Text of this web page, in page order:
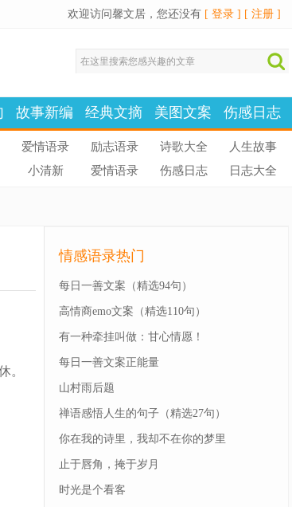
欢迎访问馨文居，您还没有 [ 登录 ] [ 注册 ]
故事新编 经典文摘 美图文案 伤感日志
爱情语录 励志语录 诗歌大全
人生故事
小清新 爱情语录 伤感日志 日志大全
。
情感语录热门
每日一善文案（精选94句）
高情商emo文案（精选110句）
有一种牵挂叫做：甘心情愿！
每日一善文案正能量
山村雨后题
禅语感悟人生的句子（精选27句）
你在我的诗里，我却不在你的梦里
止于唇角，掩于岁月
时光是个看客